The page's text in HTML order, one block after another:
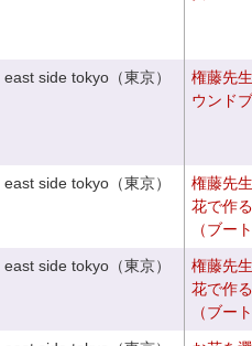
east side tokyo（東京）
権藤先
ウンド
east side tokyo（東京）
権藤先
花で作
（ブー
east side tokyo（東京）
権藤先
花で作
（ブー